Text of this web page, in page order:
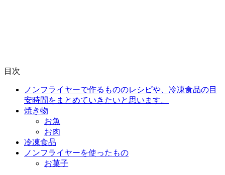
目次
ノンフライヤーで作るもののレシピや、冷凍食品の目
安時間をまとめていきたいと思います。
焼き物
お魚
お肉
冷凍食品
ノンフライヤーを使ったもの
お菓子